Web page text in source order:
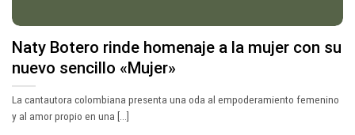
Naty Botero rinde homenaje a la mujer con su
nuevo sencillo «Mujer»
La cantautora colombiana presenta una oda al empoderamiento femenino
y al amor propio en una [...]